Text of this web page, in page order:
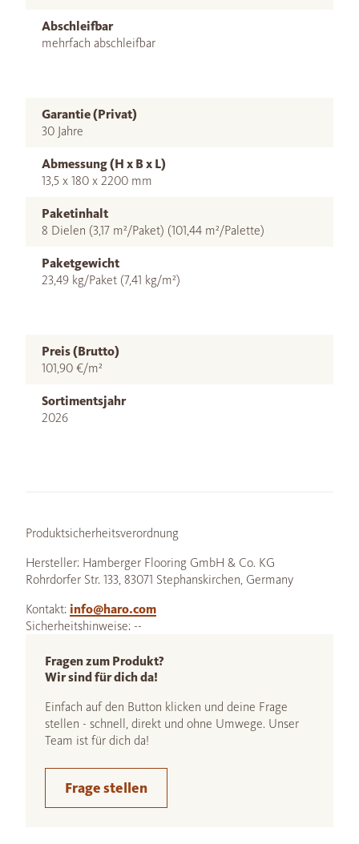
Abschleifbar
mehrfach abschleifbar
Garantie (Privat)
30 Jahre
Abmessung (H x B x L)
13,5 x 180 x 2200 mm
Paketinhalt
8 Dielen (3,17 m²/Paket) (101,44 m²/Palette)
Paketgewicht
23,49 kg/Paket (7,41 kg/m²)
Preis (Brutto)
101,90 €/m²
Sortimentsjahr
2026
Produktsicherheitsverordnung
Hersteller: Hamberger Flooring GmbH & Co. KG
Rohrdorfer Str. 133, 83071 Stephanskirchen, Germany
Kontakt: info@haro.com
Sicherheitshinweise: --
Fragen zum Produkt?
Wir sind für dich da!
Einfach auf den Button klicken und deine Frage
stellen - schnell, direkt und ohne Umwege. Unser
Team ist für dich da!
Frage stellen